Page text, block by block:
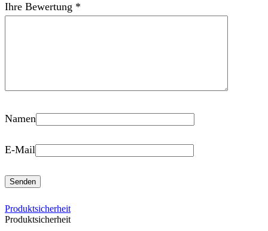
Ihre Bewertung *
Namen
E-Mail
Produktsicherheit
Produktsicherheit